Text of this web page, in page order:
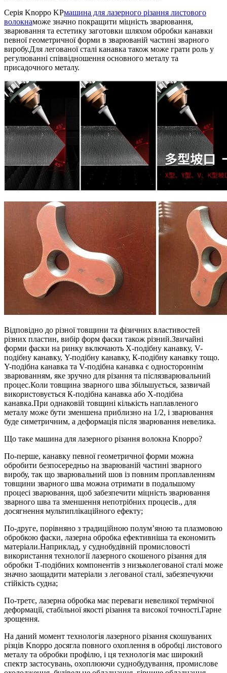
Серія Knoppo KPмашина для лазерного різання листового
волокнаможе значно покращити міцність зварювання,
зварювання та естетику заготовки шляхом обробки канавки
певної геометричної форми в зварюваній частині зварного
виробу.Для легованої сталі канавка також може грати роль у
регулюванні співвідношення основного металу та
присадочного металу.
Відповідно до різної товщини та фізичних властивостей
різних пластин, вибір форм фаски також різний.Звичайні
форми фаски на ринку включають Х-подібну канавку, V-
подібну канавку, Y-подібну канавку, К-подібну канавку тощо.
Y-подібна канавка та V-подібна канавка є одностороннім
зварюванням, яке зручно для різання та післязварювальний
процес.Коли товщина зварного шва збільшується, зазвичай
використовується К-подібна канавка або Х-подібна
канавка.При однаковій товщині кількість наплавленого
металу може бути зменшена приблизно на 1/2, і зварювання
буде симетричним, а деформація після зварювання невелика.
Що таке машина для лазерного різання волокна Knoppo?
По-перше, канавку певної геометричної форми можна
обробити безпосередньо на зварюваній частині зварного
виробу, так що зварювальний шов із повним проплавленням
товщини зварного шва можна отримати в подальшому
процесі зварювання, щоб забезпечити міцність зварювання
зварного шва та зменшення непотрібних процесів., для
досягнення мультиплікаційного ефекту;
По-друге, порівняно з традиційною полум’яною та плазмовою
обробкою фаски, лазерна обробка ефективніша та економить
матеріали.Наприклад, у суднобудівній промисловості
використання технології лазерного скошеного різання для
обробки Т-подібних компонентів з низьколегованої сталі може
значно заощадити матеріали з легованої сталі, забезпечуючи
стійкість судна;
По-третє, лазерна обробка має переваги невеликої термічної
деформації, стабільної якості різання та високої точності.Гарне
зрощення.
На даний момент технологія лазерного різання скошуваних
різців Knoppo досягла повного охоплення в обробці листового
металу та обробки профілю, і ця технологія має широкий
спектр застосувань, охоплюючи суднобудування, промислове